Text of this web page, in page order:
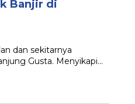
Banjir di
dan sekitarnya
Gusta. Menyikapi…